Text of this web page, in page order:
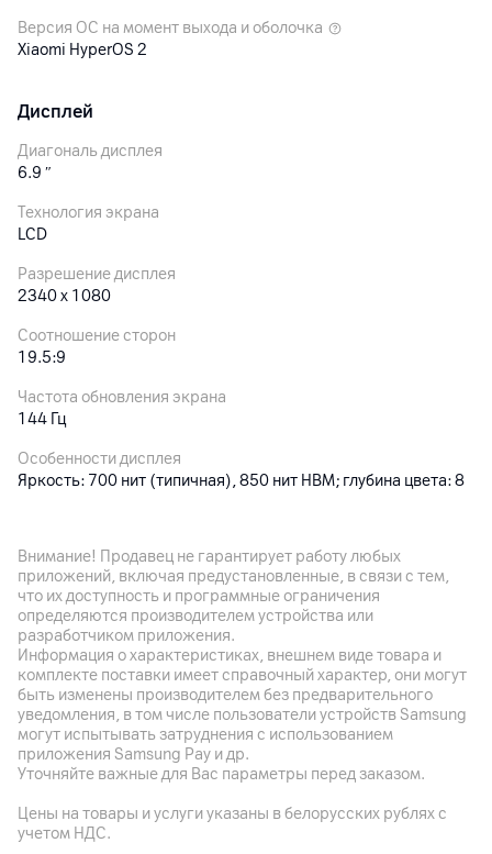
Версия ОС на момент выхода и оболочка
Xiaomi HyperOS 2
Дисплей
Диагональ дисплея
6.9 ″
Технология экрана
LCD
Разрешение дисплея
2340 x 1080
Соотношение сторон
19.5:9
Частота обновления экрана
144 Гц
Особенности дисплея
Яркость: 700 нит (типичная), 850 нит HBM; глубина цвета: 8
решение), TÜV Rheinland Circadian, TÜV Rheinland Flicker
Free
Основная камера
Разрешение камеры
50Мп
Разрешение видео
1080p
2 модуля: 50 Мп + вспомогательный объектив; объектив 5P,
f/1.8"
Внимание! Продавец не гарантирует работу любых
приложений, включая предустановленные, в связи с тем,
что их доступность и программные ограничения
определяются производителем устройства или
разработчиком приложения.
Информация о характеристиках, внешнем виде товара и
комплекте поставки имеет справочный характер, они могут
быть изменены производителем без предварительного
уведомления, в том числе пользователи устройств Samsung
могут испытывать затруднения с использованием
приложения Samsung Pay и др.
Уточняйте важные для Вас параметры перед заказом.
Цены на товары и услуги указаны в белорусских рублях с
учетом НДС.